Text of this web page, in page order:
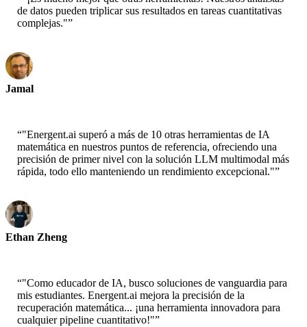
de datos pueden triplicar sus resultados en tareas cuantitativas
complejas."”
Jamal
“"Energent.ai superó a más de 10 otras herramientas de IA
matemática en nuestros puntos de referencia, ofreciendo una
precisión de primer nivel con la solución LLM multimodal más
rápida, todo ello manteniendo un rendimiento excepcional."”
Ethan Zheng
“"Como educador de IA, busco soluciones de vanguardia para
mis estudiantes. Energent.ai mejora la precisión de la
recuperación matemática... ¡una herramienta innovadora para
cualquier pipeline cuantitativo!"”